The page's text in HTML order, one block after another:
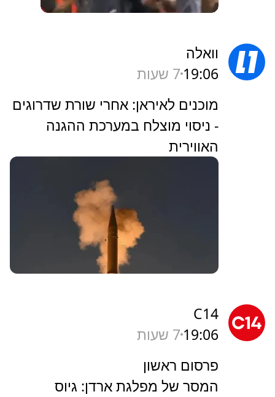
וואלה
19:06 7 שעות
מוכנים לאיראן: אחרי שורת שדרוגים
- ניסוי מוצלח במערכת ההגנה
האווירית
C14
19:06 7 שעות
פרסום ראשון
המסר של מפלגת ארדן: גיוס